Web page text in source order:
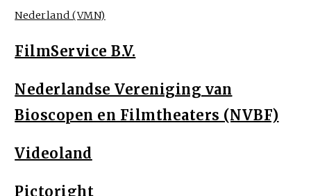
Nederland (VMN)
FilmService B.V.
Nederlandse Vereniging van
Bioscopen en Filmtheaters (NVBF)
Videoland
Pictoright